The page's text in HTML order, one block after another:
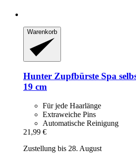
Warenkorb
Hunter Zupfbürste Spa
19 cm
Für jede Haarlänge
Extraweiche Pins
Automatische Reinigung
21,99 €
Zustellung bis 28. August